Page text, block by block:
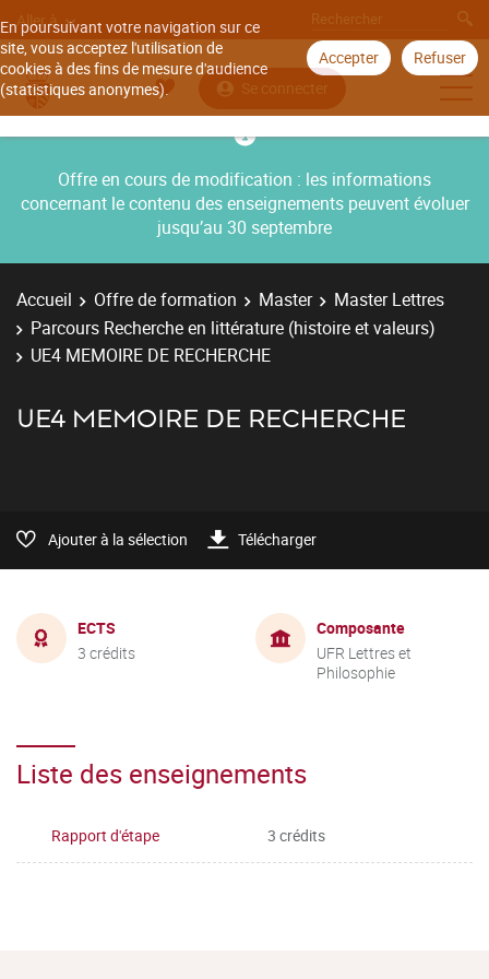
En poursuivant votre navigation sur ce
site, vous acceptez l'utilisation de
cookies à des fins de mesure d'audience
(statistiques anonymes).
Accepter Refuser
Aller à
Se connecter
Offre en cours de modification : les informations
concernant le contenu des enseignements peuvent évoluer
jusqu’au 30 septembre
Accueil Offre de formation Master
Master Lettres
Parcours Recherche en littérature (histoire et valeurs)
UE4 MEMOIRE DE RECHERCHE
UE4 MEMOIRE DE RECHERCHE
Ajouter à la sélection Télécharger
ECTS
3 crédits
Composante
UFR Lettres et
Philosophie
Liste des enseignements
Rapport d'étape 3 crédits